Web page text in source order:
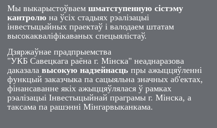
Мы выкарыстоўваем шматступенную сістэму
кантролю на ўсіх стадыях рэалізацыі
інвестыцыйных праектаў і валодаем штатам
высокакваліфікаваных спецыялістаў.
Дзяржаўнае прадпрыемства
"УКБ Савецкага раёна г. Мінска" неаднаразова
даказала высокую надзейнасць пры ажыццяўленні
функцый заказчыка па сацыяльна значных аб'ектах,
фінансаванне якіх ажыццяўлялася ў рамках
рэалізацыі Інвестыцыйнай праграмы г. Мінска, а
таксама па рашэнні Мінгарвыканкама.